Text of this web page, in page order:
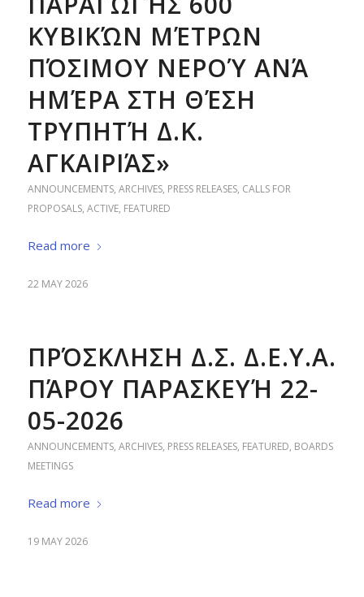
ΚΥΒΙΚΏΝ ΜΈΤΡΩΝ
ΠΌΣΙΜΟΥ ΝΕΡΟΎ ΑΝΆ
ΗΜΈΡΑ ΣΤΗ ΘΈΣΗ
ΤΡΥΠΗΤΉ Δ.Κ.
ΑΓΚΑΙΡΙΆΣ»
ANNOUNCEMENTS, ARCHIVES, PRESS RELEASES, CALLS FOR
PROPOSALS, ACTIVE, FEATURED
Read more
22 MAY 2026
ΠΡΌΣΚΛΗΣΗ Δ.Σ. Δ.Ε.Υ.Α.
ΠΆΡΟΥ ΠΑΡΑΣΚΕΥΉ 22-
05-2026
ANNOUNCEMENTS, ARCHIVES, PRESS RELEASES, FEATURED, BOARDS
MEETINGS
Read more
19 MAY 2026